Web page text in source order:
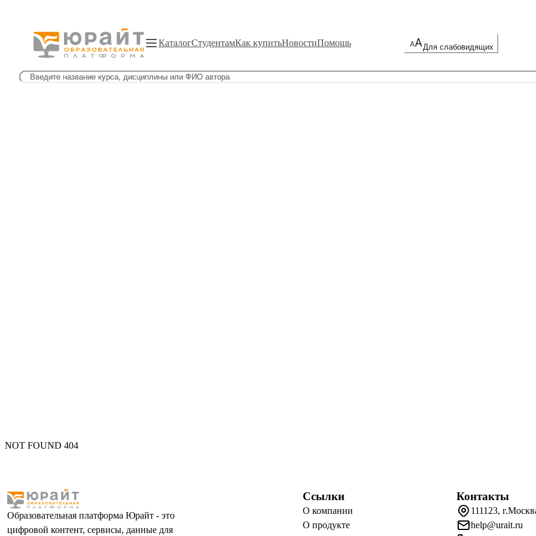
КаталогСтудентамКак купитьНовостиПомощь Для слабовидящих
NOT FOUND 404
Образовательная платформа Юрайт - это
цифровой контент, сервисы, данные для
Ссылки
О компании
О продукте
Контакты
111123,
help@urait.ru